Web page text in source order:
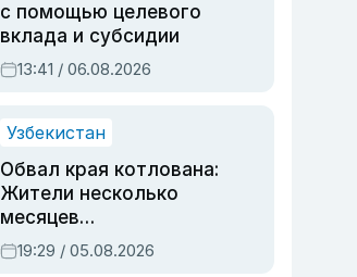
с помощью целевого
вклада и субсидии
13:41 / 06.08.2026
Узбекистан
Обвал края котлована:
Жители несколько
месяцев
предупреждали об
опасности, но стройка
19:29 / 05.08.2026